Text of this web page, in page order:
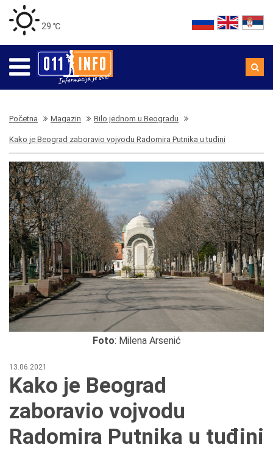
29 ℃
Početna Magazin Bilo jednom u Beogradu
Kako je Beograd zaboravio vojvodu Radomira Putnika u tuđini
Foto: Milena Arsenić
13.06.2021
Kako je Beograd
zaboravio vojvodu
Radomira Putnika u tuđini